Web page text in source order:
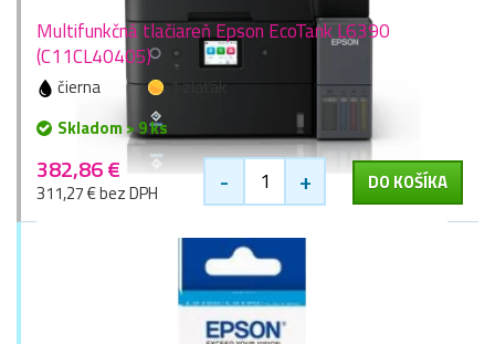
Multifunkčná tlačiareň Epson EcoTank L6390
(C11CL40405)
čierna
1 zlaťák
Skladom > 9 ks
382,86 €
311,27 € bez DPH - + DO KOŠÍKA